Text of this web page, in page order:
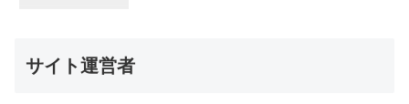
サイト運営者